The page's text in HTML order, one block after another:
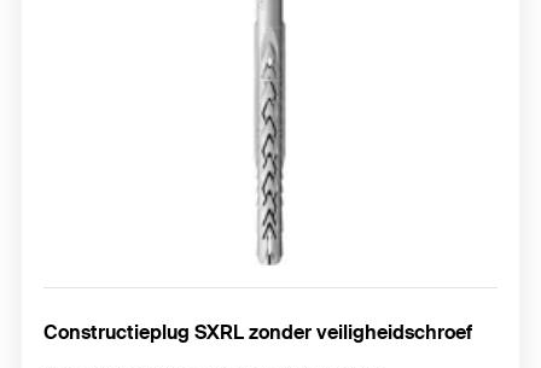
Constructieplug SXRL zonder veiligheidschroef